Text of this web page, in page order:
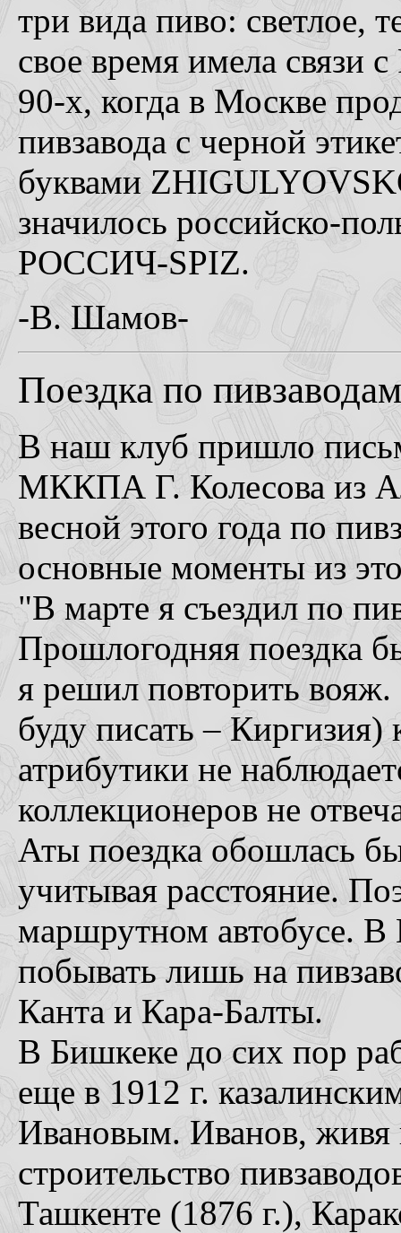
три вида пиво: светлое,
свое время имела связи
90-х, когда в Москве
пивзавода с черной
буквами
значилось российско-
РОССИЧ-SPIZ.
-В. Шамов-
Поездка по
В наш клуб пришло
МККПА Г. Колесова из
весной этого года по
основные моменты из
"В марте я съездил по
Прошлогодняя поездка
я решил повторить
буду писать –
атрибутики не
коллекционеров не
Аты поездка обошлась
учитывая расстояние.
маршрутном автобусе.
побывать лишь на
Канта и Кара-Балты.
В Бишкеке до сих пор
еще в 1912 г.
Ивановым. Иванов, живя
строительство
Ташкенте (1876 г.),